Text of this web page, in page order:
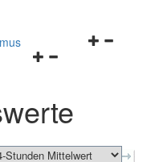
Navigationsmenü
schließen